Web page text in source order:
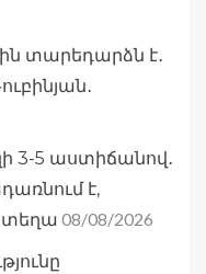
տարեդարձն է․
3-5 աստիճանով․
է,
տեղա 08/08/2026